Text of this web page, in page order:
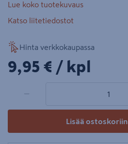
Lue koko tuotekuvaus
Katso liitetiedostot
Hinta verkkokaupassa
9,95€/kpl
9,95 € / kpl
−
Lisää ostoskoriin